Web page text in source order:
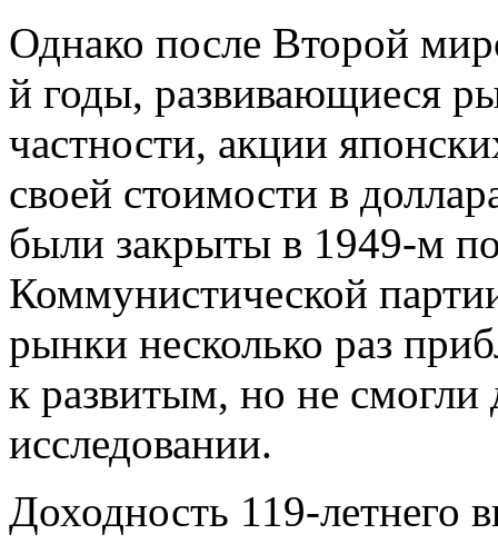
Однако после Второй
й годы, развивающиеся
частности, акции
своей стоимости в
были закрыты в 1949-м
Коммунистической
рынки несколько раз
к развитым, но не смогли
исследовании.
Доходность 119-летнего